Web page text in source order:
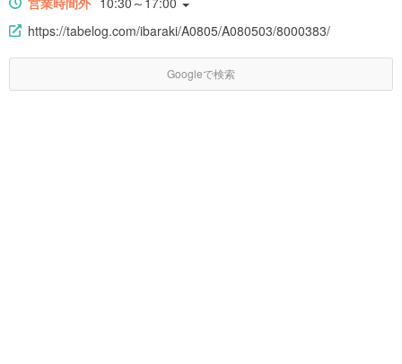
https://tabelog.com/ibaraki/A0805/A080503/8000383/
Googleで検索